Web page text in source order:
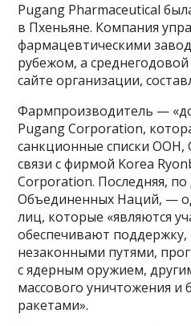
Pugang Pharmaceutical
в Пхеньяне. Компания
фармацевтическими
рубежом, а
сайте организации,
Фармпроизводитель —
Pugang Corporation,
санкционные списки
связи с фирмой Korea
Corporation. Последняя,
Объединенных Наций, —
лиц, которые «являются
обеспечивают
незаконными путями,
с ядерным оружием,
массового уничтожения и
ракетами».